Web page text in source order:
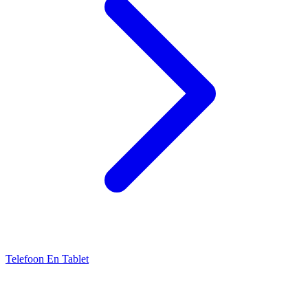
Telefoon En Tablet